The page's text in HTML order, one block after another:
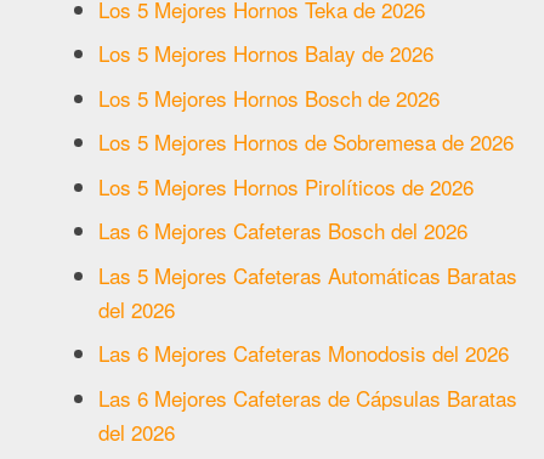
Los 5 Mejores Hornos Teka de 2026
Los 5 Mejores Hornos Balay de 2026
Los 5 Mejores Hornos Bosch de 2026
Los 5 Mejores Hornos de Sobremesa de 2026
Los 5 Mejores Hornos Pirolíticos de 2026
Las 6 Mejores Cafeteras Bosch del 2026
Las 5 Mejores Cafeteras Automáticas Baratas
del 2026
Las 6 Mejores Cafeteras Monodosis del 2026
Las 6 Mejores Cafeteras de Cápsulas Baratas
del 2026